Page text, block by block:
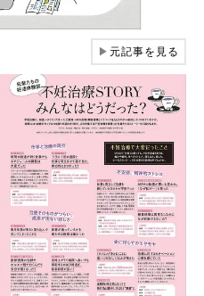
▶元記事を見る